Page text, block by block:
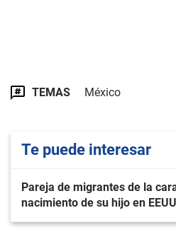
TEMAS México
Te puede interesar
Pareja de migrantes de la
nacimiento de su hijo en EEUU